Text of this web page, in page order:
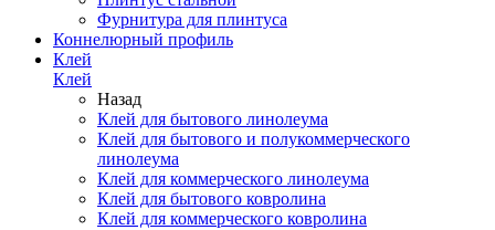
Фурнитура для плинтуса
Коннелюрный профиль
Клей
Клей
Назад
Клей для бытового линолеума
Клей для бытового и полукоммерческого
линолеума
Клей для коммерческого линолеума
Клей для бытового ковролина
Клей для коммерческого ковролина